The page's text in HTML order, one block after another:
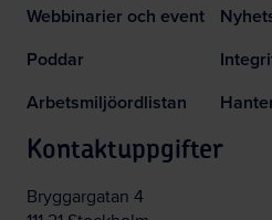
Webbinarier och event
Poddar
Arbetsmiljöordlistan
Kontaktuppgifter
Bryggargatan 4